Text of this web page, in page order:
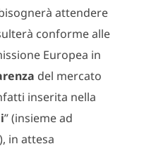
attendere
conforme alle
Europea in
del mercato
inserita nella
” (insieme ad
in attesa